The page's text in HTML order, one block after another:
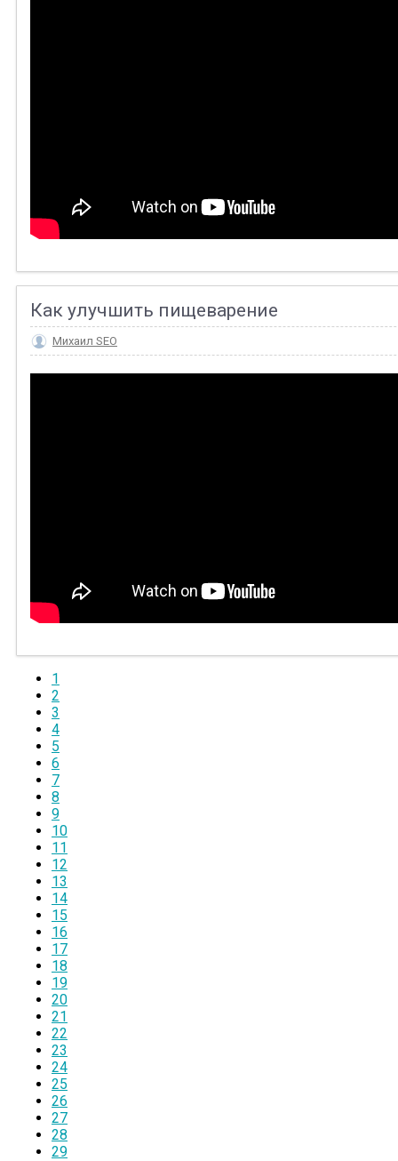
Как улучшить пищеварение
Михаил SEO
1
2
3
4
5
6
7
8
9
10
11
12
13
14
15
16
17
18
19
20
21
22
23
24
25
26
27
28
29